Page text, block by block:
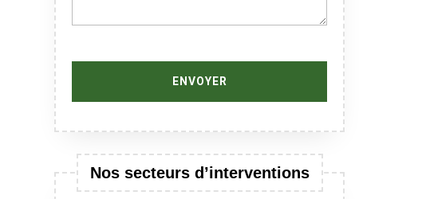
Nos secteurs d’interventions